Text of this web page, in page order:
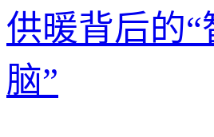
供暖背后的“
脑”